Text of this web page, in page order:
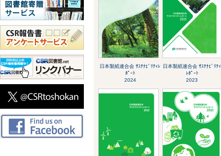
日本製紙連合会 ｻｽﾃﾅﾋﾞﾘﾃｨﾚ
ﾎﾟｰﾄ
2024
日本製紙連合会 ｻｽﾃﾅﾋﾞﾘﾃｨ
ﾚﾎﾟｰﾄ
2023